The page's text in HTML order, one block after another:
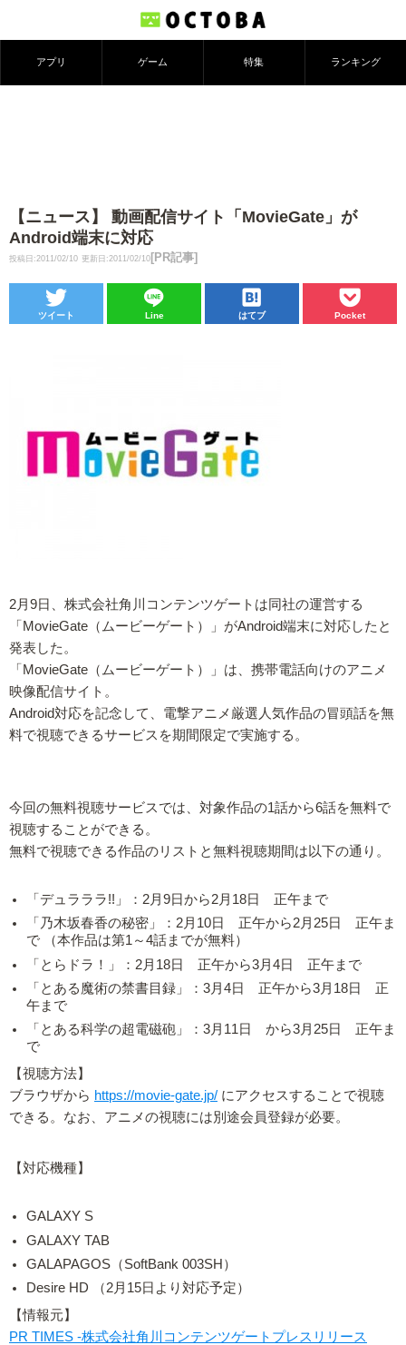
アプリ ゲーム 特集 ランキング
【ニュース】 動画配信サイト「MovieGate」が
Android端末に対応
投稿日:2011/02/10 更新日:2011/02/10 [PR記事]
ツイート Line はてブ Pocket
2月9日、株式会社角川コンテンツゲートは同社の運営する
「MovieGate（ムービーゲート）」がAndroid端末に対応したと
発表した。
「MovieGate（ムービーゲート）」は、携帯電話向けのアニメ
映像配信サイト。
Android対応を記念して、電撃アニメ厳選人気作品の冒頭話を無
料で視聴できるサービスを期間限定で実施する。
今回の無料視聴サービスでは、対象作品の1話から6話を無料で
視聴することができる。
無料で視聴できる作品のリストと無料視聴期間は以下の通り。
「デュラララ!!」：2月9日から2月18日 正午まで
「乃木坂春香の秘密」：2月10日 正午から2月25日 正午ま
で （本作品は第1～4話までが無料）
「とらドラ！」：2月18日 正午から3月4日 正午まで
「とある魔術の禁書目録」：3月4日 正午から3月18日 正
午まで
「とある科学の超電磁砲」：3月11日 から3月25日 正午ま
で
【視聴方法】
ブラウザから https://movie-gate.jp/ にアクセスすることで視聴
できる。なお、アニメの視聴には別途会員登録が必要。
【対応機種】
GALAXY S
GALAXY TAB
GALAPAGOS（SoftBank 003SH）
Desire HD （2月15日より対応予定）
【情報元】
PR TIMES -株式会社角川コンテンツゲートプレスリリース